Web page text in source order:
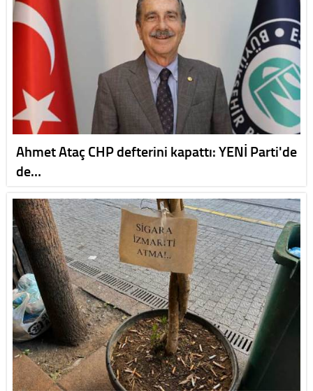
Ahmet Ataç CHP defterini kapattı: YENİ Parti'de
de…